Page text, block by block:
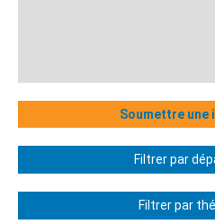
Soumettre une
Filtrer par
Filtrer par